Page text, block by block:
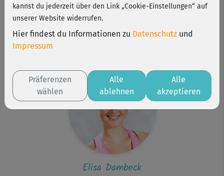
Elisa Dambeck
Strong me
Elisa Dambeck
kannst du jederzeit über den Link „Cookie-Einstellungen“ auf
unserer Website widerrufen.
Hier findest du Informationen zu Datenschutz und
Impressum
Präferenzen
wählen
Alle
ablehnen
Alle
akzeptieren